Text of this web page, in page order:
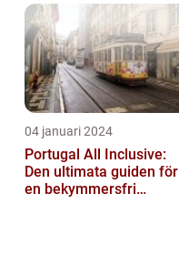
04 januari 2024
Portugal All Inclusive:
Den ultimata guiden för
en bekymmersfri